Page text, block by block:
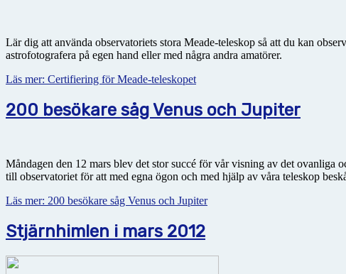
Lär dig att använda observatoriets stora Meade-teleskop så att du kan
astrofotografera på egen hand eller med några andra amatörer.
Läs mer: Certifiering för Meade-teleskopet
200 besökare såg Venus och Jupiter
Måndagen den 12 mars blev det stor succé för vår visning av det ovanliga
till observatoriet för att med egna ögon och med hjälp av våra teleskop
Läs mer: 200 besökare såg Venus och Jupiter
Stjärnhimlen i mars 2012